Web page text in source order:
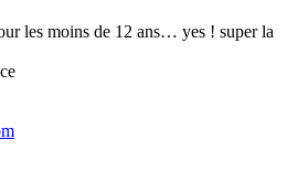
les moins de 12 ans… yes ! super la